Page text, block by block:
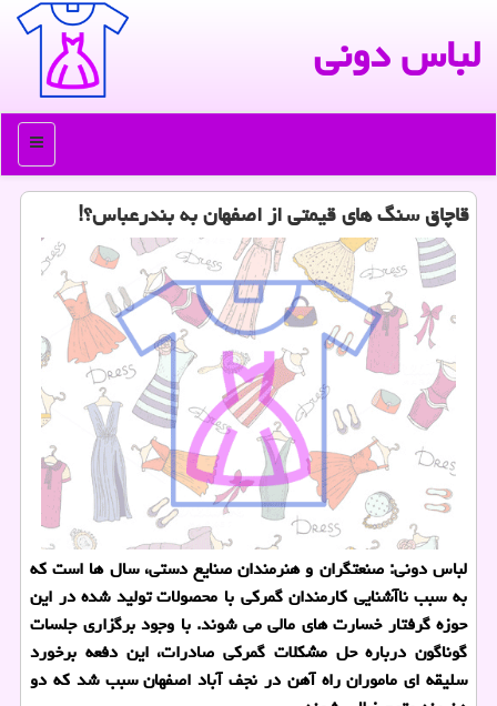
لباس دونی
منو
قاچاق سنگ های قیمتی از اصفهان به بندرعباس؟!
لباس دونی: صنعتگران و هنرمندان صنایع دستی، سال ها است كه
به سبب ناآشنایی كارمندان گمركی با محصولات تولید شده در این
حوزه گرفتار خسارت های مالی می شوند. با وجود برگزاری جلسات
گوناگون درباره حل مشكلات گمركی صادرات، این دفعه برخورد
سلیقه ای ماموران راه آهن در نجف آباد اصفهان سبب شد كه دو